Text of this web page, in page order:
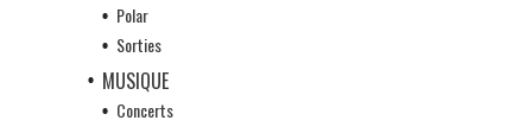
Polar
Sorties
MUSIQUE
Concerts